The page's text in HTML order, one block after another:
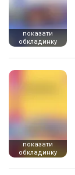
показати
обкладинку
показати
обкладинку